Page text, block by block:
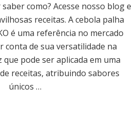
como? Acesse nosso blog e
receitas. A cebola palha
é uma referência no mercado
conta de sua versatilidade na
que pode ser aplicada em uma
receitas, atribuindo sabores
únicos …